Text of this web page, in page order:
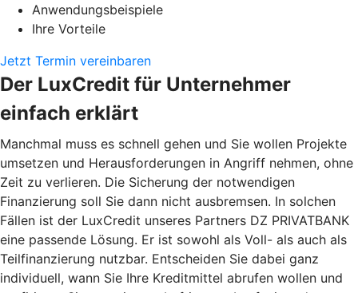
Anwendungsbeispiele
Ihre Vorteile
Jetzt Termin vereinbaren
Der LuxCredit für Unternehmer
einfach erklärt
Manchmal muss es schnell gehen und Sie wollen Projekte
umsetzen und Herausforderungen in Angriff nehmen, ohne
Zeit zu verlieren. Die Sicherung der notwendigen
Finanzierung soll Sie dann nicht ausbremsen. In solchen
Fällen ist der LuxCredit unseres Partners DZ PRIVATBANK
eine passende Lösung. Er ist sowohl als Voll- als auch als
Teilfinanzierung nutzbar. Entscheiden Sie dabei ganz
individuell, wann Sie Ihre Kreditmittel abrufen wollen und